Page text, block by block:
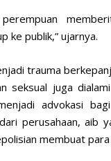
ke publik,” ujarnya.
trauma
seksual juga
advokasi
perusahaan, aib
membuat